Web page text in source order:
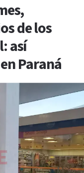
de los
así
Paraná